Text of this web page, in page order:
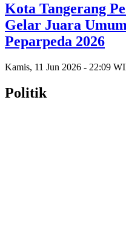
Kota Tangerang
Gelar Juara
Peparpeda 2026
Kamis, 11 Jun 2026 - 22:09
Politik